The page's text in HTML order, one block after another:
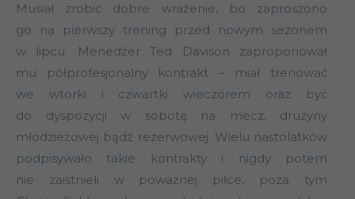
Musiał zrobić dobre wrażenie, bo zaproszono
go na pierwszy trening przed nowym sezonem
w lipcu. Menedżer Ted Davison zaproponował
mu półprofesjonalny kontrakt – miał trenować
we wtorki i czwartki wieczorem oraz być
do dyspozycji w sobotę na mecz, drużyny
młodzieżowej bądź rezerwowej. Wielu nastolatków
podpisywało takie kontrakty i nigdy potem
nie zaistnieli w poważnej piłce, poza tym